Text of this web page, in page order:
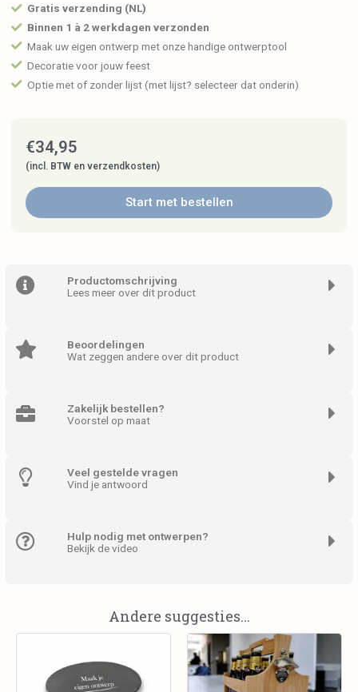
Gratis verzending (NL)
Binnen 1 à 2 werkdagen verzonden
Maak uw eigen ontwerp met onze handige ontwerptool
Decoratie voor jouw feest
Optie met of zonder lijst (met lijst? selecteer dat onderin)
€34,95
(incl. BTW en verzendkosten)
Start met bestellen
Productomschrijving
Lees meer over dit product
Beoordelingen
Wat zeggen andere over dit product
Zakelijk bestellen?
Voorstel op maat
Veel gestelde vragen
Vind je antwoord
Hulp nodig met ontwerpen?
Bekijk de video
Andere suggesties...